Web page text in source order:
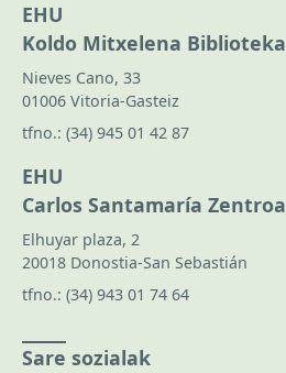
EHU
Koldo Mitxelena Biblioteka
Nieves Cano, 33
01006 Vitoria-Gasteiz
tfno.: (34) 945 01 42 87
EHU
Carlos Santamaría Zentroa
Elhuyar plaza, 2
20018 Donostia-San Sebastián
tfno.: (34) 943 01 74 64
Sare sozialak